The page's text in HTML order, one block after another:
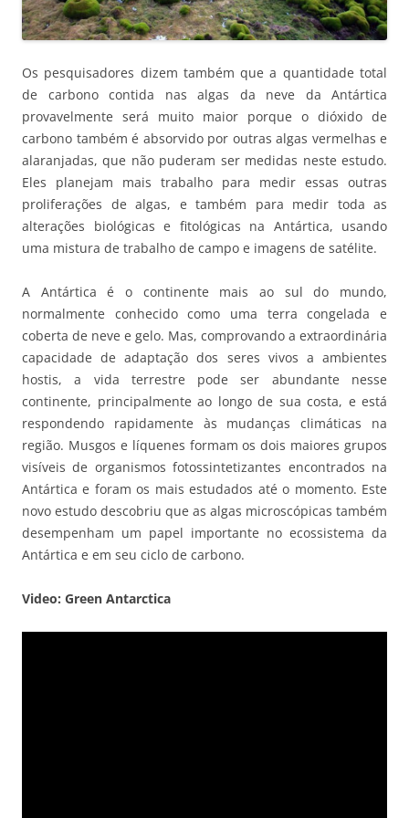
Os pesquisadores dizem também que a quantidade total
de carbono contida nas algas da neve da Antártica
provavelmente será muito maior porque o dióxido de
carbono também é absorvido por outras algas vermelhas e
alaranjadas, que não puderam ser medidas neste estudo.
Eles planejam mais trabalho para medir essas outras
proliferações de algas, e também para medir toda as
alterações biológicas e fitológicas na Antártica, usando
uma mistura de trabalho de campo e imagens de satélite.
A Antártica é o continente mais ao sul do mundo,
normalmente conhecido como uma terra congelada e
coberta de neve e gelo. Mas, comprovando a extraordinária
capacidade de adaptação dos seres vivos a ambientes
hostis, a vida terrestre pode ser abundante nesse
continente, principalmente ao longo de sua costa, e está
respondendo rapidamente às mudanças climáticas na
região. Musgos e líquenes formam os dois maiores grupos
visíveis de organismos fotossintetizantes encontrados na
Antártica e foram os mais estudados até o momento. Este
novo estudo descobriu que as algas microscópicas também
desempenham um papel importante no ecossistema da
Antártica e em seu ciclo de carbono.
Video: Green Antarctica